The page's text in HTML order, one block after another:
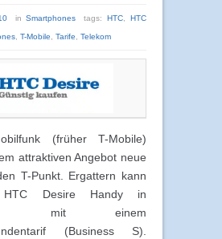
inSmartphones tags:HTC ,HTC
T-Mobile Tarife Telekom
(früher T-Mobile)
attraktiven Angebot neue
T-Punkt. Ergattern kann
Desire Handy in
mit einem
(Business S).